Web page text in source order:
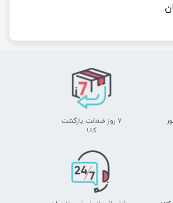
۷ روز ضمانت بازگشت
​​​​​​​کالا